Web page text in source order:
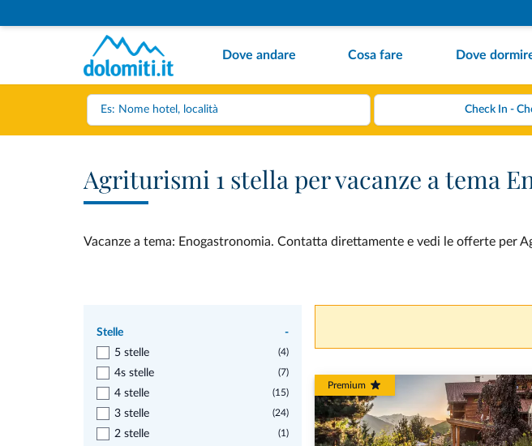
Dove andare Cosa fare Dove
Agriturismi 1 stella per vacanze a tema
Vacanze a tema: Enogastronomia. Contatta direttamente e vedi le offerte per
Stelle
-
5 stelle
(4)
4s stelle (7)
4 stelle (15)
3 stelle (24)
2 stelle (1)
Premium